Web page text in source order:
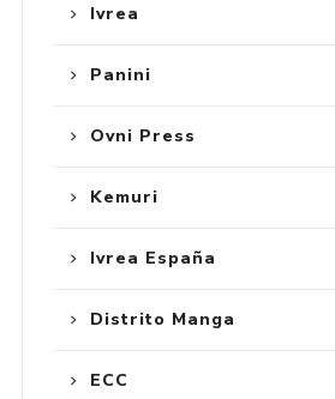
Ivrea
Panini
Ovni Press
Kemuri
Ivrea España
Distrito Manga
ECC